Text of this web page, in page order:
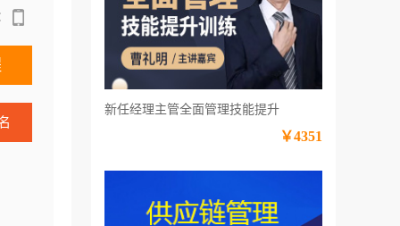
新任经理主管全面管理技能提升
￥4351